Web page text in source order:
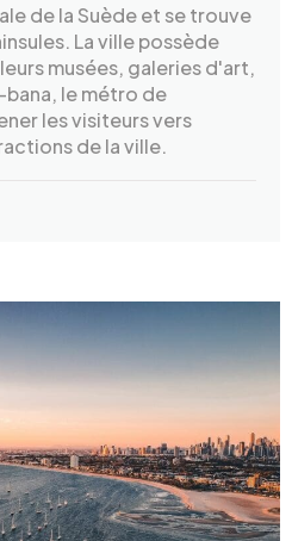
de la Suède et se trouve
La ville possède
musées, galeries d'art,
le métro de
les visiteurs vers
de la ville.